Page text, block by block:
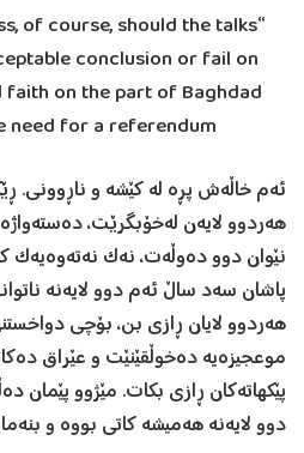
of course, should the talks
conclusion or fail on
on the part of Baghdad
for a referendum.”
ئەم خاڵەش پڕە لە کێشە و ناڕوونی.
هەردوو لایەن لەخۆبگرێت،
نێوان دوو دەوڵەت، نەک
پاشان سەد ساڵ ئەم دوو لایەنە
هەردوو لایان ڕازی بن، بۆچی
موعجيزەیە دەخوڵقێنێت و عێراق
پێکهاتەکان ڕازی بکات. مێژوو پێمان
دوو لایەنە هەميشە کاتی بووە و